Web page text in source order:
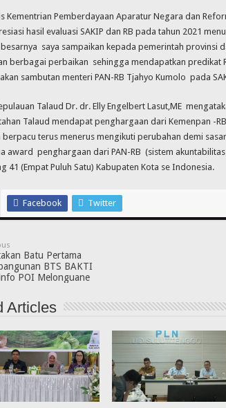
Kementrian Pemberdayaan Aparatur Negara dan
hasil evaluasi SAKIP dan RB pada tahun 2021
saya sampaikan kepada pemerintah provinsi
berbagai perbaikan sehingga mendapatkan predikat
sambutan menteri PAN-RB Tjahyo Kumolo pada
Talaud Dr. dr. Elly Engelbert Lasut,ME
Talaud mendapat penghargaan dari Kemenpan -
berpacu terus menerus mengikuti perubahan demi
award penghargaan dari PAN-RB (sistem
41 (Empat Puluh Satu) Kabupaten Kota se Indonesia.
Facebook Twitter
Batu Pertama
BTS BAKTI
POI Melonguane
Articles